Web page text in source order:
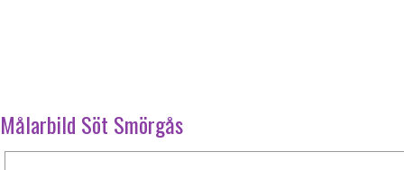
Målarbild Söt Smörgås